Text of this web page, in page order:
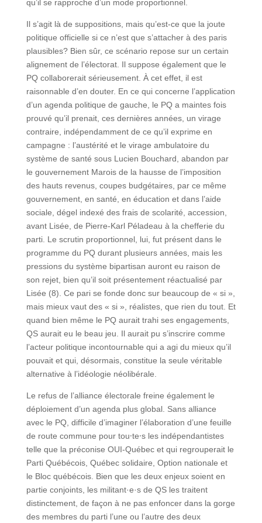
qu’il se rapproche d’un mode proportionnel.
Il s’agit là de suppositions, mais qu’est-ce que la joute
politique officielle si ce n’est que s’attacher à des paris
plausibles? Bien sûr, ce scénario repose sur un certain
alignement de l’électorat. Il suppose également que le
PQ collaborerait sérieusement. À cet effet, il est
raisonnable d’en douter. En ce qui concerne l’application
d’un agenda politique de gauche, le PQ a maintes fois
prouvé qu’il prenait, ces dernières années, un virage
contraire, indépendamment de ce qu’il exprime en
campagne : l’austérité et le virage ambulatoire du
système de santé sous Lucien Bouchard, abandon par
le gouvernement Marois de la hausse de l’imposition
des hauts revenus, coupes budgétaires, par ce même
gouvernement, en santé, en éducation et dans l’aide
sociale, dégel indexé des frais de scolarité, accession,
avant Lisée, de Pierre-Karl Péladeau à la chefferie du
parti. Le scrutin proportionnel, lui, fut présent dans le
programme du PQ durant plusieurs années, mais les
pressions du système bipartisan auront eu raison de
son rejet, bien qu’il soit présentement réactualisé par
Lisée (8). Ce pari se fonde donc sur beaucoup de « si »,
mais mieux vaut des « si », réalistes, que rien du tout. Et
quand bien même le PQ aurait trahi ses engagements,
QS aurait eu le beau jeu. Il aurait pu s’inscrire comme
l’acteur politique incontournable qui a agi du mieux qu’il
pouvait et qui, désormais, constitue la seule véritable
alternative à l’idéologie néolibérale.
Le refus de l’alliance électorale freine également le
déploiement d’un agenda plus global. Sans alliance
avec le PQ, difficile d’imaginer l’élaboration d’une feuille
de route commune pour tou⸱te⸱s les indépendantistes
telle que la préconise OUI-Québec et qui regrouperait le
Parti Québécois, Québec solidaire, Option nationale et
le Bloc québécois. Bien que les deux enjeux soient en
partie conjoints, les militant·e·s de QS les traitent
distinctement, de façon à ne pas enfoncer dans la gorge
des membres du parti l’une ou l’autre des deux